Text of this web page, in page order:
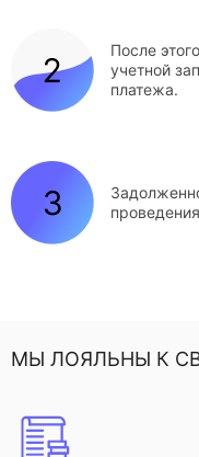
После
учетной
платежа.
МЫ ЛОЯЛЬНЫ К